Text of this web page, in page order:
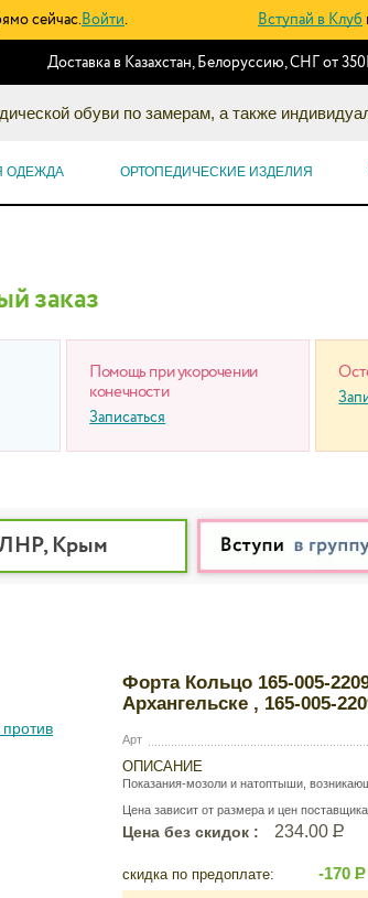
сейчас.Войти. Вступай в Клуб
Доставка в Казахстан, Белоруссию, СНГ от
обуви по замерам, а также
ОДЕЖДА ОРТОПЕДИЧЕСКИЕ ИЗДЕЛИЯ
заказ
Помощь при укорочении
конечности
Записаться
ЛНР, Крым
Форта Кольцо 165-005-
Архангельске , 165-005-
Арт
ОПИСАНИЕ
Показания-мозоли и натоптыши,
Цена зависит от размера и цен
Цена без скидок : 234.00Р
скидка по предоплате: -170Р